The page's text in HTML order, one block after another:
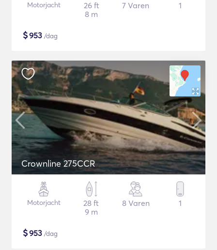
Motorjacht
26 ft
8 m
7 Varen 1
$953 /dag
Crownline 275CCR
Motorjacht
28 ft
9 m
8 Varen 1
$953 /dag